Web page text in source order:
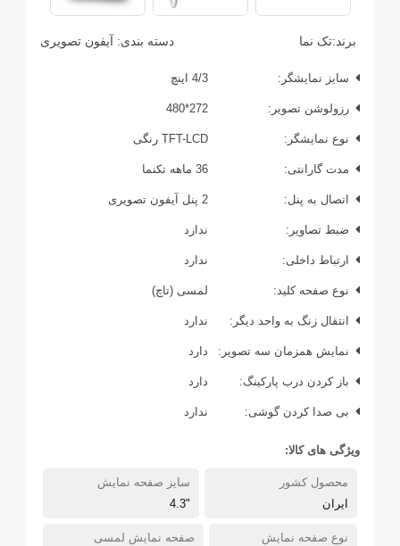
برند:تک نما دسته بندی: آیفون تصویری
سایز نمایشگر: 4/3 اینچ
رزولوشن تصویر: 272*480
نوع نمایشگر: TFT-LCD رنگی
مدت گارانتی: 36 ماهه تکنما
اتصال به پنل: 2 پنل آیفون تصویری
ضبط تصاویر: ندارد
ارتباط داخلی: ندارد
نوع صفحه کلید: لمسی (تاچ)
انتقال زنگ به واحد دیگر: ندارد
نمایش همزمان سه تصویر: دارد
باز کردن درب پارکینگ: دارد
بی صدا کردن گوشی: ندارد
ویژگی های کالا:
محصول کشور
ایران
سایز صفحه نمایش
"4.3
نوع صفحه نمایش
صفحه نمایش لمسی